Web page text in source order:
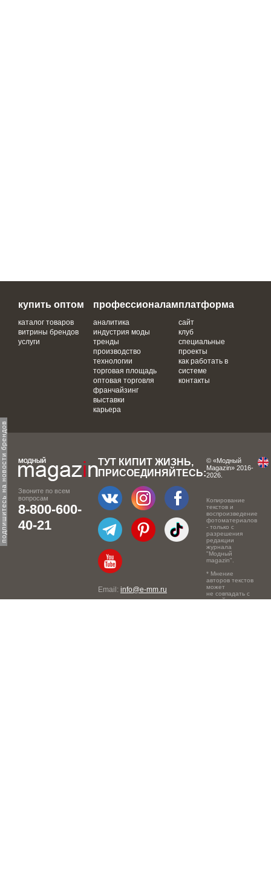
подпишитесь на новости брендов
купить оптом
каталог товаров
витрины брендов
услуги
профессионалам
аналитика
индустрия моды
тренды
производство
технологии
торговая площадь
оптовая торговля
франчайзинг
выставки
карьера
платформа
сайт
клуб
специальные
проекты
как работать в
системе
контакты
Звоните по всем
вопросам
8-800-600-
40-21
ТУТ КИПИТ ЖИЗНЬ,
ПРИСОЕДИНЯЙТЕСЬ:
Email: info@e-mm.ru
© «Модный
Magazin» 2016-
2026.
Копирование
текстов и
воспроизведение
фотоматериалов
- только с
разрешения
редакции
журнала
"Модный
magazin".
* Мнение
авторов текстов
может
не совпадать с
точкой зрения